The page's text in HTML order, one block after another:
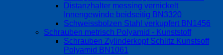
Distanzhalter messing vernickelt
Innengewinde beidseitig BN3320
Schweissbolzen Stahl verkupfert BN1456
Schrauben metrisch Polyamid - Kunststoff
Schrauben Zylinderkopf Schlitz Kunstsoff
Polyamid BN1061